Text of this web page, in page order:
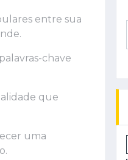
entre sua
chave
que
uma